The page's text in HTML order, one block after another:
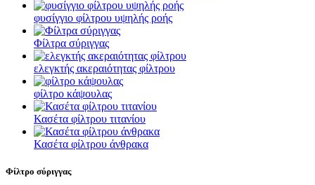
φυσίγγιο φίλτρου υψηλής ροής
Φίλτρα σύριγγας
ελεγκτής ακεραιότητας φίλτρου
φίλτρο κάψουλας
Κασέτα φίλτρου τιτανίου
Κασέτα φίλτρου άνθρακα
Φίλτρο σύριγγας